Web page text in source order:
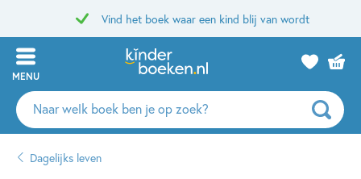
Vind het boek waar een kind blij van wordt
MENU
Zoeken
naar
auteurs
Dagelijks leven